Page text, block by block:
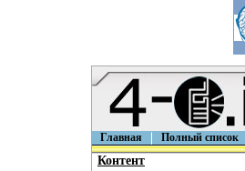
Главная Полный список
Контент